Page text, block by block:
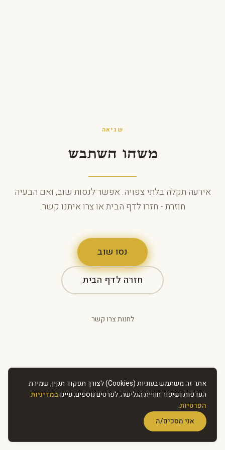
שגיאה
משהו השתבש
אירעה תקלה בלתי צפויה. אפשר לנסות שוב, ואם הבעיה
חוזרת - חזרו לדף הבית או צרו איתנו קשר.
נסו שוב
חזרה לדף הבית
לחנות·צרו קשר
אתר זה משתמש בעוגיות (Cookies) לצורך תפקוד תקין, שמירת
העדפות ושיפור חוויית הגלישה. לפרטים נוספים, עיינובמדיניות
הפרטיות.
אני מסכים/ה